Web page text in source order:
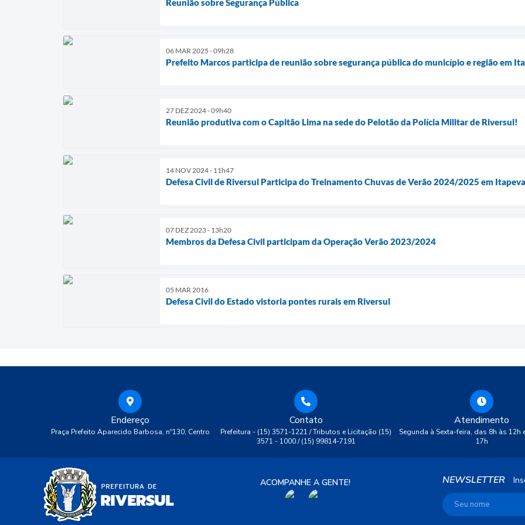
Reunião sobre Segurança Pública
06 MAR 2025 - 09h28
Prefeito Marcos participa de reunião sobre segurança pública do município e região em
27 DEZ 2024 - 09h40
Reunião produtiva com o Capitão Lima na sede do Pelotão da Polícia Militar de Riversul!
14 NOV 2024 - 11h47
Defesa Civil de Riversul Participa do Treinamento Chuvas de Verão 2024/2025 em Itapeva
07 DEZ 2023 - 13h20
Membros da Defesa Civil participam da Operação Verão 2023/2024
05 MAR 2016
Defesa Civil do Estado vistoria pontes rurais em Riversul
Endereço
Praça Prefeito Aparecido Barbosa, nº130, Centro
Contato
Prefeitura - (15) 3571-1221 / Tributos e Licitação (15)
3571 - 1000 / (15) 99814-7191
Atendimento
Segunda à Sexta-feira, das 8h às 12h
17h
ACOMPANHE A GENTE! NEWSLETTER